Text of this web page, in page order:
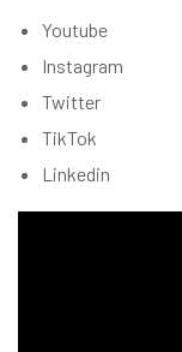
Youtube
Instagram
Twitter
TikTok
Linkedin